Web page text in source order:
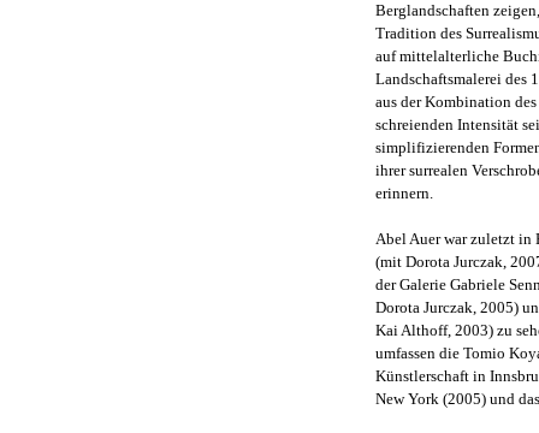
Berglandschaften
Tradition des
auf mittelalterliche
Landschaftsmalerei des
aus der Kombination
schreienden Intensität
simplifizierenden
ihrer surrealen
erinnern.
Abel Auer war zuletzt in
(mit Dorota Jurczak,
der Galerie Gabriele
Dorota Jurczak, 2005)
Kai Althoff, 2003) zu
umfassen die Tomio
Künstlerschaft in
New York (2005) und